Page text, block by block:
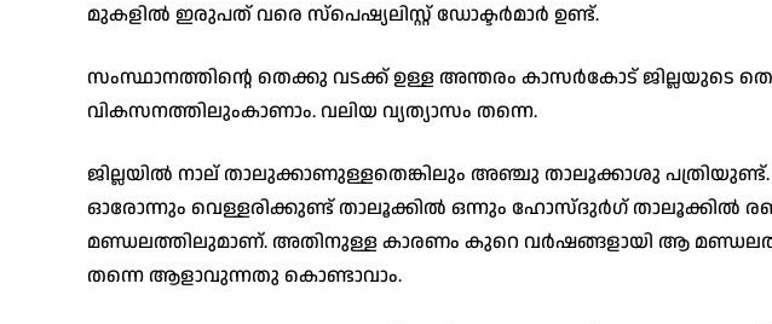
മുകളിൽ ഇരുപത് വരെ സ്പെഷ്യലിസ്റ്റ് ഡോക്ടർമാർ ഉണ്ട്.
സംസ്ഥാനത്തിന്റെ തെക്കു വടക്ക് ഉള്ള അന്തരം കാസർകോട് ജില്ലയുടെ
വികസനത്തിലുംകാണാം. വലിയ വ്യത്യാസം തന്നെ.
ജില്ലയിൽ നാല് താലുക്കാണുള്ളതെങ്കിലും അഞ്ചു താലൂക്കാശു
ഓരോന്നും വെള്ളരിക്കുണ്ട് താലൂക്കിൽ ഒന്നും ഹോസ്ദുർഗ് താലൂക്കിൽ
മണ്ഡലത്തിലുമാണ്. അതിനുള്ള കാരണം കുറെ വർഷങ്ങളായി ആ
തന്നെ ആളാവുന്നതു കൊണ്ടാവാം.